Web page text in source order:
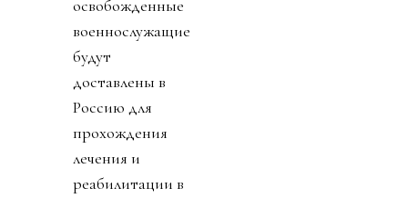
освобожденные
военнослужащие
будут
доставлены в
Россию для
прохождения
лечения и
реабилитации в